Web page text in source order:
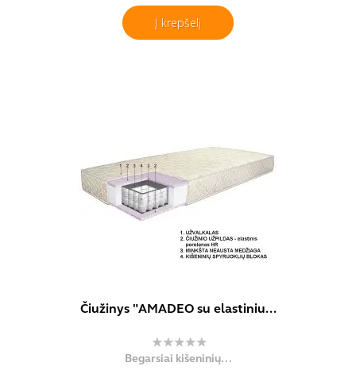
Į krepšelį
Čiužinys "AMADEO su elastiniu...
Begarsiai kišeninių...